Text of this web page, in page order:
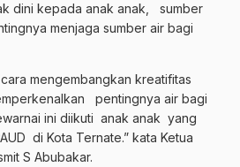
dini kepada anak anak, sumber
menjaga sumber air bagi
mengembangkan kreatifitas
pentingnya air bagi
ini diikuti anak anak yang
di Kota Ternate.” kata Ketua
S Abubakar.